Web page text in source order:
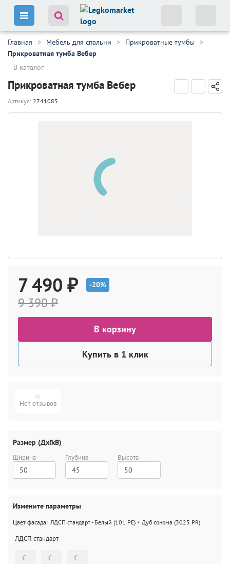
Главная Мебель для спальни
Прикроватные тумбы
Прикроватная тумба Вебер
В каталог
Прикроватная тумба Вебер
Артикул: 2741085
7 490 ₽
9 390 ₽
-20%
В корзину
Купить в 1 клик
Размер (ДхГхВ)
Ширина
50
Глубина
45
Высота
50
Измените параметры
Цвет фасада: ЛДСП стандарт- Белый (101 PE) + Дуб сонома (3025 PR)
ЛДСП стандарт
Нет отзывов